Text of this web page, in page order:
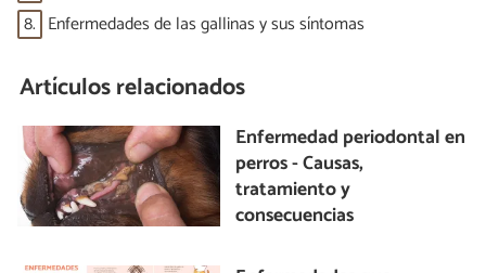
8. Enfermedades de las gallinas y sus síntomas
Artículos relacionados
Enfermedad periodontal en
perros - Causas,
tratamiento y
consecuencias